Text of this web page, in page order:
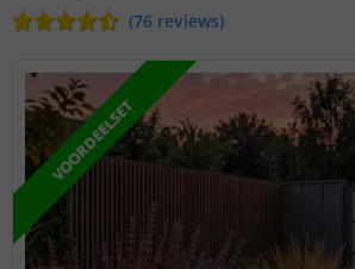
(76 reviews)
VOORDEELSET